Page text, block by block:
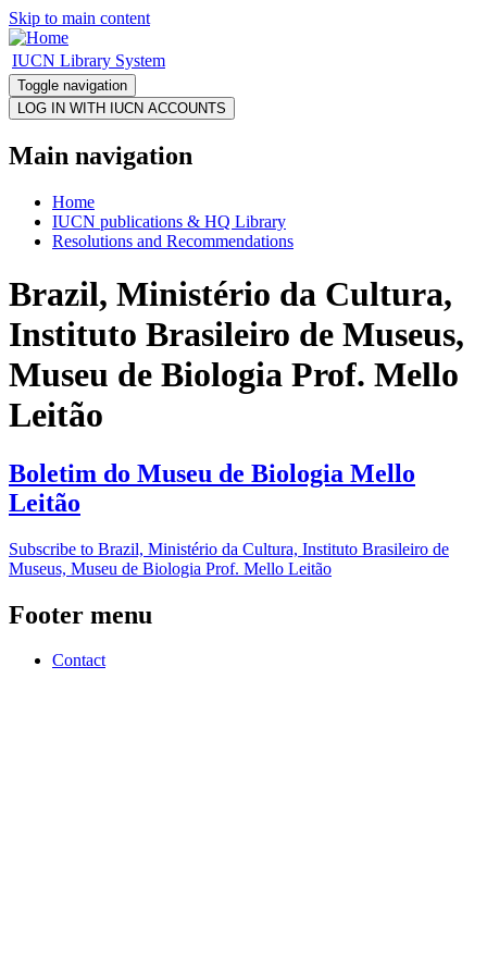
Skip to main content
IUCN Library System
Toggle navigation
Main navigation
Home
IUCN publications & HQ Library
Resolutions and Recommendations
Brazil, Ministério da Cultura,
Instituto Brasileiro de Museus,
Museu de Biologia Prof. Mello
Leitão
Boletim do Museu de Biologia Mello
Leitão
Subscribe to Brazil, Ministério da Cultura, Instituto Brasileiro de
Museus, Museu de Biologia Prof. Mello Leitão
Footer menu
Contact